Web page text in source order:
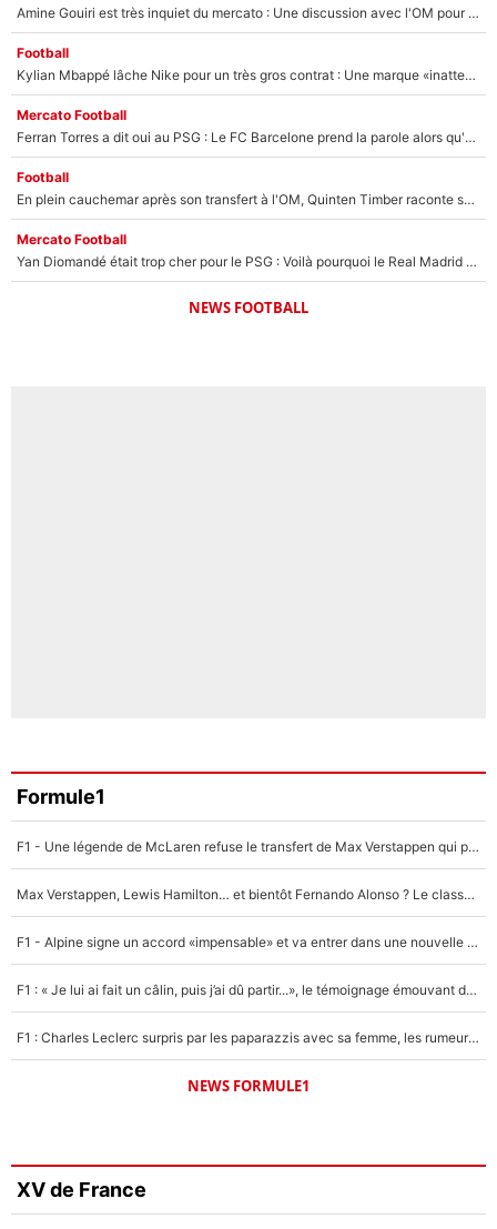
Amine Gouiri est très inquiet du mercato : Une discussion avec l'OM pour acter son transfert !
Football
Kylian Mbappé lâche Nike pour un très gros contrat : Une marque «inattendue» va frapper très fort
Mercato Football
Ferran Torres a dit oui au PSG : Le FC Barcelone prend la parole alors qu'un transfert de l'attaquant espagnol prend forme
Football
En plein cauchemar après son transfert à l'OM, Quinten Timber raconte ses doutes après sa signature à Marseille
Mercato Football
Yan Diomandé était trop cher pour le PSG : Voilà pourquoi le Real Madrid a accepté de payer la somme record de 140M€ pour boucler son transfert !
NEWS FOOTBALL
Formule1
F1 - Une légende de McLaren refuse le transfert de Max Verstappen qui pourrait «faire des vagues» et plomber l'ambiance dans l'équipe
Max Verstappen, Lewis Hamilton… et bientôt Fernando Alonso ? Le classement des pilotes les mieux payés en Formule 1 risque de changer !
F1 - Alpine signe un accord «impensable» et va entrer dans une nouvelle dimension : Grande nouvelle pour Pierre Gasly !
F1 : « Je lui ai fait un câlin, puis j’ai dû partir...», le témoignage émouvant de Max Verstappen sur sa fille
F1 : Charles Leclerc surpris par les paparazzis avec sa femme, les rumeurs étaient vraies !
NEWS FORMULE1
XV de France